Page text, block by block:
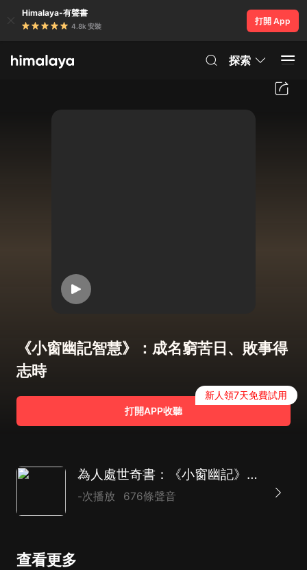
Himalaya-有聲書
4.8k 安裝
打開 App
探索
《小窗幽記智慧》：成名窮苦日、敗事得
志時
打開APP收聽
新人領7天免費試用
為人處世奇書：《小窗幽記》智慧故事｜反內卷清醒地活
-次播放 676條聲音
查看更多